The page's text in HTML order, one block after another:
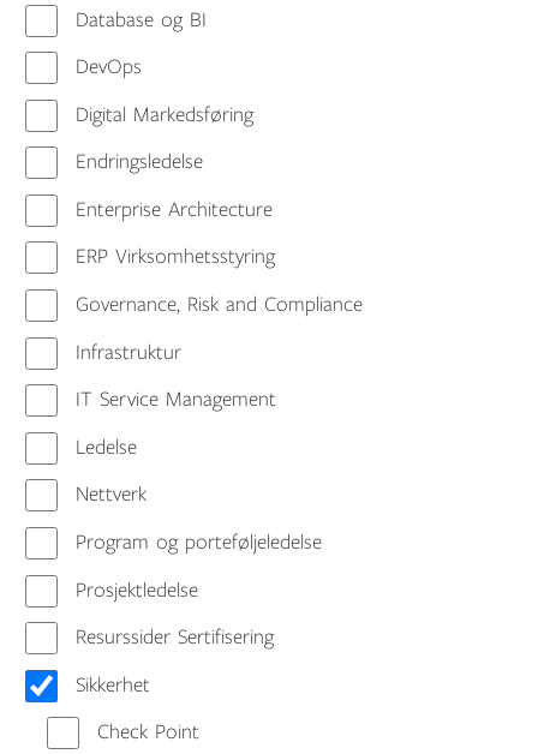
Database og BI
DevOps
Digital Markedsføring
Endringsledelse
Enterprise Architecture
ERP Virksomhetsstyring
Governance, Risk and Compliance
Infrastruktur
IT Service Management
Ledelse
Nettverk
Program og porteføljeledelse
Prosjektledelse
Resurssider Sertifisering
Sikkerhet
Check Point